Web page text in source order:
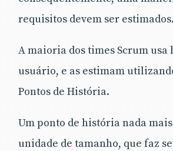
requisitos devem ser estimados.
A maioria dos times Scrum usa
usuário, e as estimam
Pontos de História.
Um ponto de história nada
unidade de tamanho, que faz